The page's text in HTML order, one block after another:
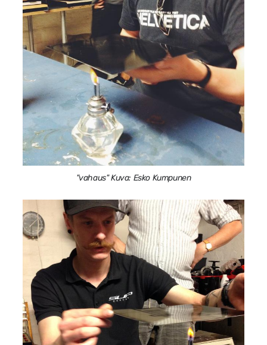
"vahaus" Kuva: Esko Kumpunen